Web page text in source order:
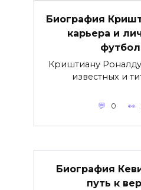
Биография
карьера и
Криштиану
известных и
0
Биография
путь к